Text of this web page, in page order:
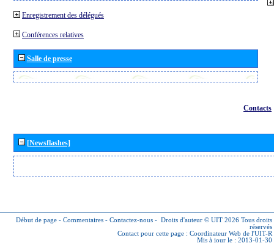
Enregistrement des délégués
Conférences relatives
Salle de presse
Contacts
[Newsflashes]
Début de page - Commentaires - Contactez-nous - Droits d'auteur © UIT 2026 Tous droits
réservés
Contact pour cette page : Coordinateur Web de l'UIT-R
Mis à jour le : 2013-01-30